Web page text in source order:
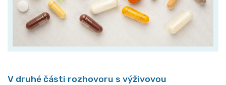
V druhé části rozhovoru s výživovou